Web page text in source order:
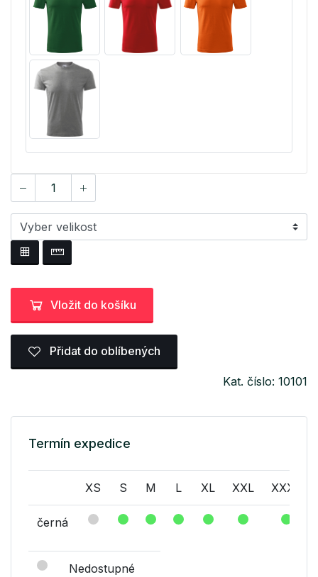
Vložit do košíku
Přidat do oblíbených
Kat. číslo: 10101
Termín expedice
XS S M L XL XXL XXXL
černá
Nedostupné